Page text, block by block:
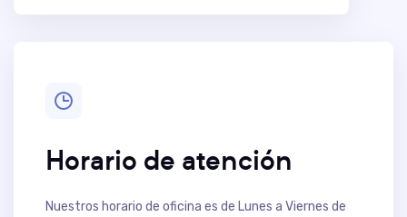
Horario de atención
Nuestros horario de oficina es de Lunes a Viernes de